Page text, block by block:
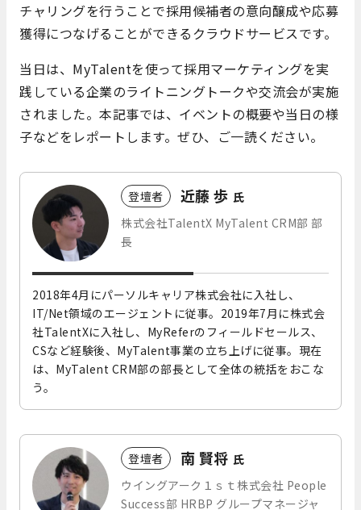
チャリングを行うことで採用候補者の意向醸成や応募
獲得につなげることができるクラウドサービスです。
当日は、MyTalentを使って採用マーケティングを実
践している企業のライトニングトークや交流会が実施
されました。本記事では、イベントの概要や当日の様
子などをレポートします。ぜひ、ご一読ください。
登壇者 近藤 歩 氏
株式会社TalentX MyTalent CRM部 部
長
2018年4月にパーソルキャリア株式会社に入社し、
IT/Net領域のエージェントに従事。2019年7月に株式会
社TalentXに入社し、MyReferのフィールドセールス、
CSなど経験後、MyTalent事業の立ち上げに従事。現在
は、MyTalent CRM部の部長として全体の統括をおこな
う。
登壇者 南 賢将 氏
ウイングアーク１ｓｔ株式会社 People
Success部 HRBP グループマネージャ